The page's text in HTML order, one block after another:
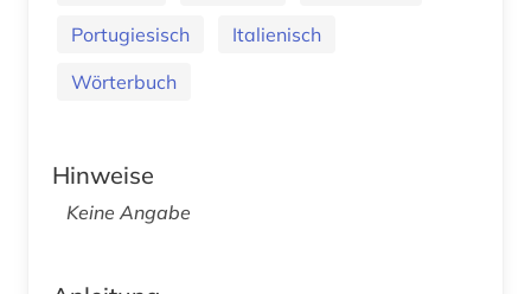
Portugiesisch
Italienisch
Wörterbuch
Hinweise
Keine Angabe